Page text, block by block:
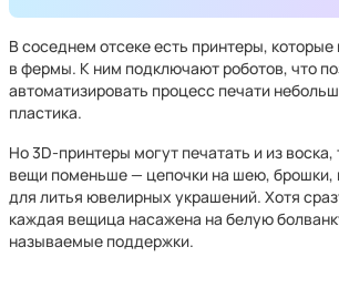
В соседнем отсеке есть принтеры,
в фермы. К ним подключают роботов, что
автоматизировать процесс печати
пластика.
Но 3D-принтеры могут печатать и из
вещи поменьше — цепочки на шею, брошки,
для литья ювелирных украшений. Хотя
каждая вещица насажена на белую
называемые поддержки.